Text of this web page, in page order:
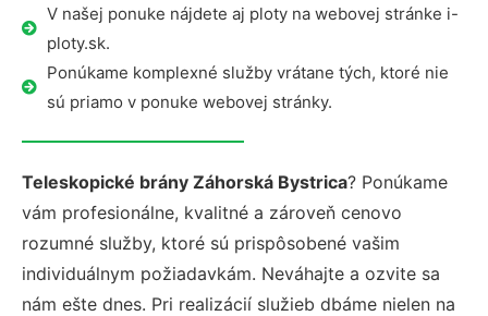
V našej ponuke nájdete aj ploty na webovej stránke i-
ploty.sk.
Ponúkame komplexné služby vrátane tých, ktoré nie
sú priamo v ponuke webovej stránky.
Teleskopické brány Záhorská Bystrica? Ponúkame
vám profesionálne, kvalitné a zároveň cenovo
rozumné služby, ktoré sú prispôsobené vašim
individuálnym požiadavkám. Neváhajte a ozvite sa
nám ešte dnes. Pri realizácií služieb dbáme nielen na